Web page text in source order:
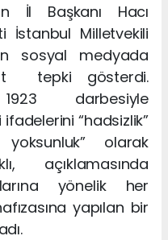
İl Başkanı Hacı
İstanbul Milletvekili
sosyal medyada
tepki gösterdi.
darbesiyle
ifadelerini “hadsizlik”
olarak
açıklamasında
yönelik her
yapılan bir